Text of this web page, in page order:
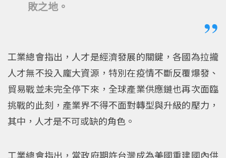
敗之地。
工業總會指出，人才是經濟發展的關鍵，各國為拉攏
人才無不投入龐大資源，特別在疫情不斷反覆爆發、
貿易戰並未完全停下來，全球產業供應鏈也再次面臨
挑戰的此刻，產業界不得不面對轉型與升級的壓力，
其中，人才是不可或缺的角色。
工業總會指出，當政府期許台灣成為美國重建國內供